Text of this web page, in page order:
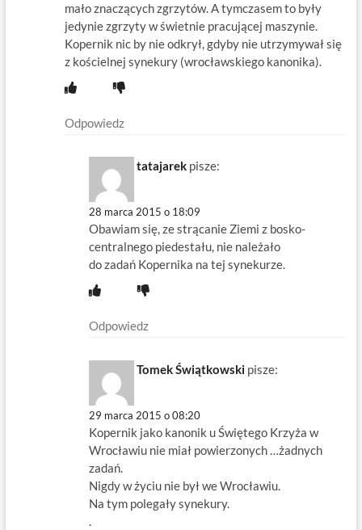
mało znaczących zgrzytów. A tymczasem to były
jedynie zgrzyty w świetnie pracującej maszynie.
Kopernik nic by nie odkrył, gdyby nie utrzymywał się
z kościelnej synekury (wrocławskiego kanonika).
Odpowiedz
tatajarek pisze:
28 marca 2015 o 18:09
Obawiam się, ze strącanie Ziemi z bosko-
centralnego piedestału, nie należało
do zadań Kopernika na tej synekurze.
Odpowiedz
Tomek Świątkowski pisze:
29 marca 2015 o 08:20
Kopernik jako kanonik u Świętego Krzyża w
Wrocławiu nie miał powierzonych …żadnych
zadań.
Nigdy w życiu nie był we Wrocławiu.
Na tym polegały synekury.
.